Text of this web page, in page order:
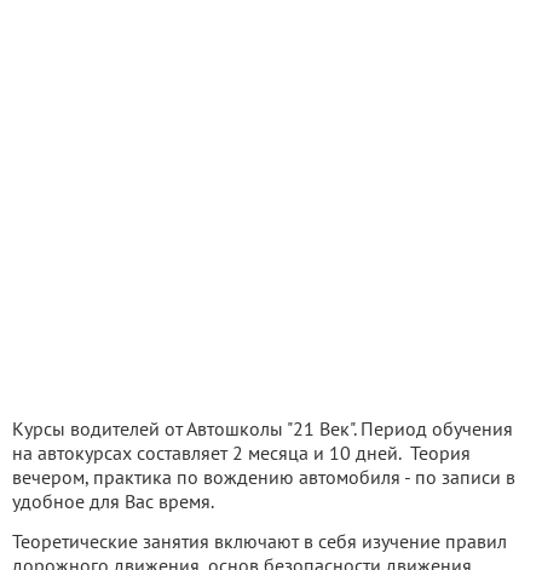
Курсы водителей от Автошколы "21 Век". Период обучения
на автокурсах составляет 2 месяца и 10 дней. Теория
вечером, практика по вождению автомобиля - по записи в
удобное для Вас время.
Теоретические занятия включают в себя изучение правил
дорожного движения, основ безопасности движения,